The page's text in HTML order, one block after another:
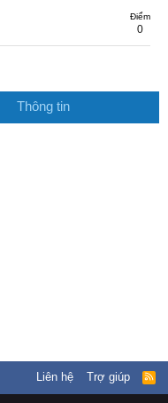
Điểm
0
Thông tin
Liên hệ Trợ giúp
R